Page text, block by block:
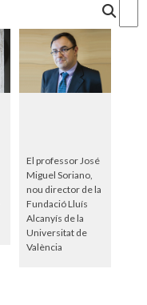
El professor José
Miguel Soriano,
nou director de la
Fundació Lluís
Alcanyís de la
Universitat de
València